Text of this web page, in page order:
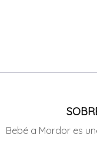
Bebé a Mordor es